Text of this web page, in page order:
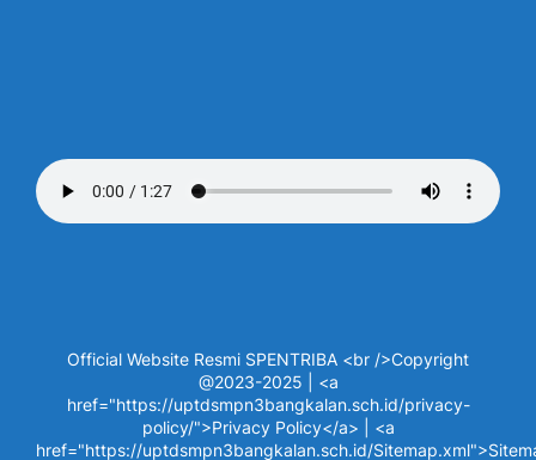
Official Website Resmi SPENTRIBA <br />Copyright
@2023-2025 | <a
href="https://uptdsmpn3bangkalan.sch.id/privacy-
policy/">Privacy Policy</a> | <a
href="https://uptdsmpn3bangkalan.sch.id/